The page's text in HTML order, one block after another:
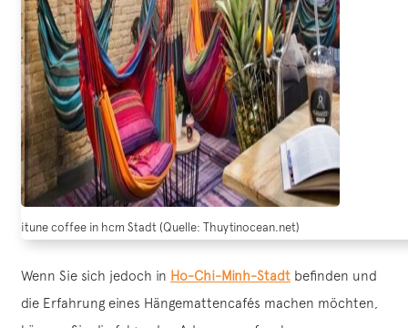
itune coffee in hcm Stadt (Quelle: Thuytinocean.net)
Wenn Sie sich jedoch in Ho-Chi-Minh-Stadt befinden und
die Erfahrung eines Hängemattencafés machen möchten,